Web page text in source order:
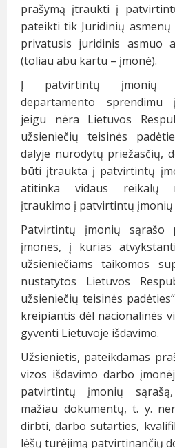
prašymą įtraukti į
pateikti tik Juridinių
privatusis juridinis asmuo
(toliau abu kartu – įmonė).
Į patvirtintų įmonių
departamento sprendimu
jeigu nėra Lietuvos
užsieniečių teisinės
dalyje nurodytų priežasčių,
būti įtraukta į patvirtintų
atitinka vidaus reikalų
įtraukimo į patvirtintų įmonių
Patvirtintų įmonių sąrašo
įmones, į kurias
užsieniečiams taikomos
nustatytos Lietuvos
užsieniečių teisinės
kreipiantis dėl nacionalinės
gyventi Lietuvoje išdavimo.
Užsienietis, pateikdamas
vizos išdavimo darbo
patvirtintų įmonių
mažiau dokumentų, t. y.
dirbti, darbo sutarties,
lėšų turėjimą patvirtinančių